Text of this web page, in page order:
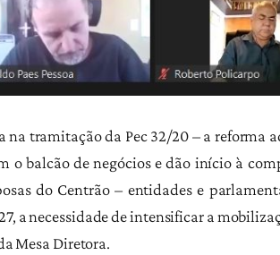
na tramitação da Pec 32/20 – a
o balcão de negócios e dão início à
do Centrão – entidades e
a necessidade de intensificar a
Mesa Diretora.